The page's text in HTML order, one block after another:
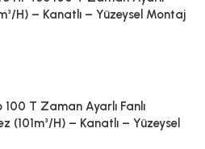
H) – Kanatlı – Yüzeysel Montaj
100 T Zaman Ayarlı Fanlı
(101m³/H) – Kanatlı – Yüzeysel